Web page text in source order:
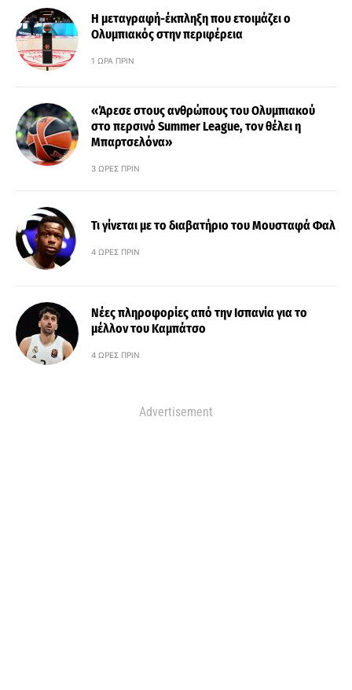
Η μεταγραφή-έκπληξη που ετοιμάζει ο
Ολυμπιακός στην περιφέρεια
1 ΏΡΑ ΠΡΙΝ
«Άρεσε στους ανθρώπους του Ολυμπιακού
στο περσινό Summer League, τον θέλει η
Μπαρτσελόνα»
3 ΏΡΕΣ ΠΡΙΝ
Τι γίνεται με το διαβατήριο του Μουσταφά Φαλ
4 ΏΡΕΣ ΠΡΙΝ
Νέες πληροφορίες από την Ισπανία για το
μέλλον του Καμπάτσο
4 ΏΡΕΣ ΠΡΙΝ
Advertisement